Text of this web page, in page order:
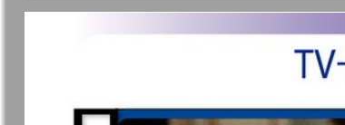
Страницы
1
Актуальные газеты и журналы
Апельсин